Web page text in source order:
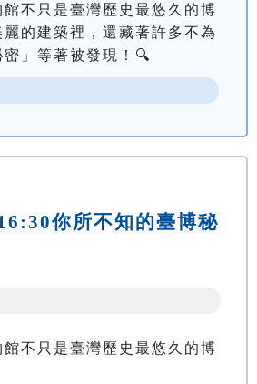
館不只是臺灣歷史最悠久的博
的建築裡，還藏著許多不為
密」等著被發現！🔍
你所不知的臺博秘
館不只是臺灣歷史最悠久的博